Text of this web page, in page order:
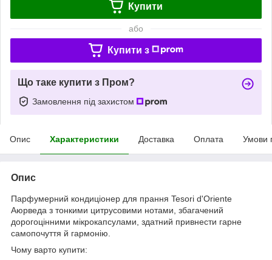
Купити
або
Купити з
Що таке купити з Пром?
Замовлення під захистом
Опис Характеристики Доставка Оплата Умови
Опис
Парфумерний кондиціонер для прання Tesori d'Oriente
Аюрведа з тонкими цитрусовими нотами, збагачений
дорогоцінними мікрокапсулами, здатний привнести гарне
самопочуття й гармонію.
Чому варто купити: